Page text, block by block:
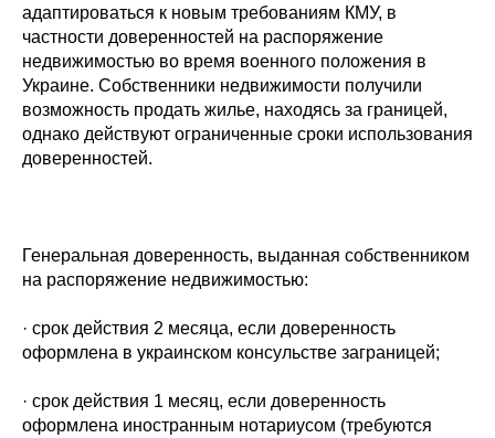
адаптироваться к новым требованиям КМУ, в
частности доверенностей на распоряжение
недвижимостью во время военного положения в
Украине. Собственники недвижимости получили
возможность продать жилье, находясь за границей,
однако действуют ограниченные сроки использования
доверенностей.
Генеральная доверенность, выданная собственником
на распоряжение недвижимостью:
· срок действия 2 месяца, если доверенность
оформлена в украинском консульстве заграницей;
· срок действия 1 месяц, если доверенность
оформлена иностранным нотариусом (требуются